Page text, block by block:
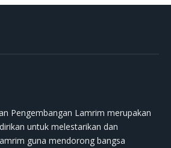
Pengembangan Lamrim merupakan
untuk melestarikan dan
guna mendorong bangsa